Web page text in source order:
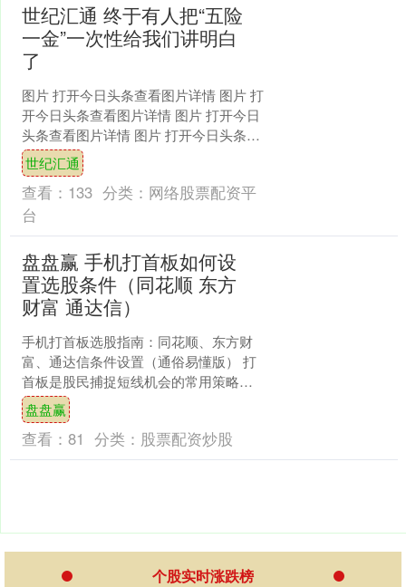
世纪汇通 终于有人把“五险
一金”一次性给我们讲明白
了
图片 打开今日头条查看图片详情 图片 打
开今日头条查看图片详情 图片 打开今日
头条查看图片详情 图片 打开今日头条查
看图片详情 图片 打开今日头条查看图片
详情 ....
世纪汇通
查看： 133 分类： 网络股票配资平
台
盘盘赢 手机打首板如何设
置选股条件（同花顺 东方
财富 通达信）
手机打首板选股指南：同花顺、东方财
富、通达信条件设置（通俗易懂版） 打
首板是股民捕捉短线机会的常用策略，
核心是选“一段时间内首次涨停”的股票，
靠资金推动和题材热....
盘盘赢
查看： 81 分类： 股票配资炒股
个股实时涨跌榜